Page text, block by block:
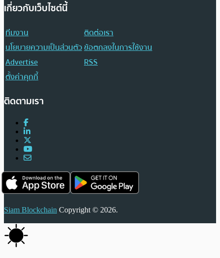
เกี่ยวกับเว็บไซต์นี้
ทีมงาน
ติดต่อเรา
นโยบายความเป็นส่วนตัวข้อตกลงในการใช้งาน
Advertise
RSS
ตั้งค่าคุกกี้
ติดตามเรา
Siam Blockchain Copyright © 2026.